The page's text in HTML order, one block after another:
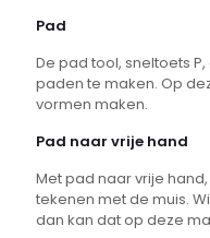
Pad
De pad tool, sneltoets
paden te maken. Op
vormen maken.
Pad naar vrije hand
Met pad naar vrije
tekenen met de muis.
dan kan dat op deze